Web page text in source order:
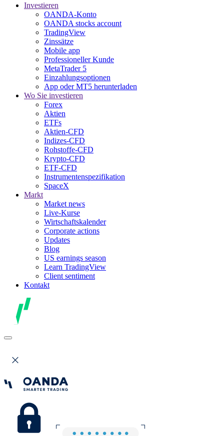
Investieren
OANDA-Konto
OANDA stocks account
TradingView
Zinssätze
Mobile app
Professioneller Kunde
MetaTrader 5
Einzahlungsoptionen
App oder MT5 herunterladen
Wo Sie investieren
Forex
Aktien
ETFs
Aktien-CFD
Indizes-CFD
Rohstoffe-CFD
Krypto-CFD
ETF-CFD
Instrumentenspezifikation
SpaceX
Markt
Market news
Live-Kurse
Wirtschaftskalender
Corporate actions
Updates
Blog
US earnings season
Learn TradingView
Client sentiment
Kontakt